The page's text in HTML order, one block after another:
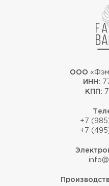
ООО
ИНН:
КПП:
+7
+7